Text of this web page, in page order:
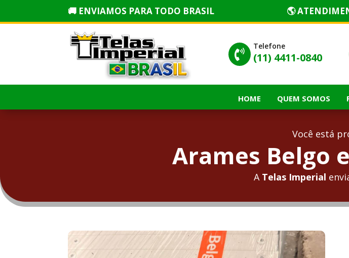
🚚 ENVIAMOS PARA TODO BRASIL 🌎

Telefone
(11) 4411-0840
HOME QUEM SOMOS
Você está
Arames Belgo
A Telas Imperial